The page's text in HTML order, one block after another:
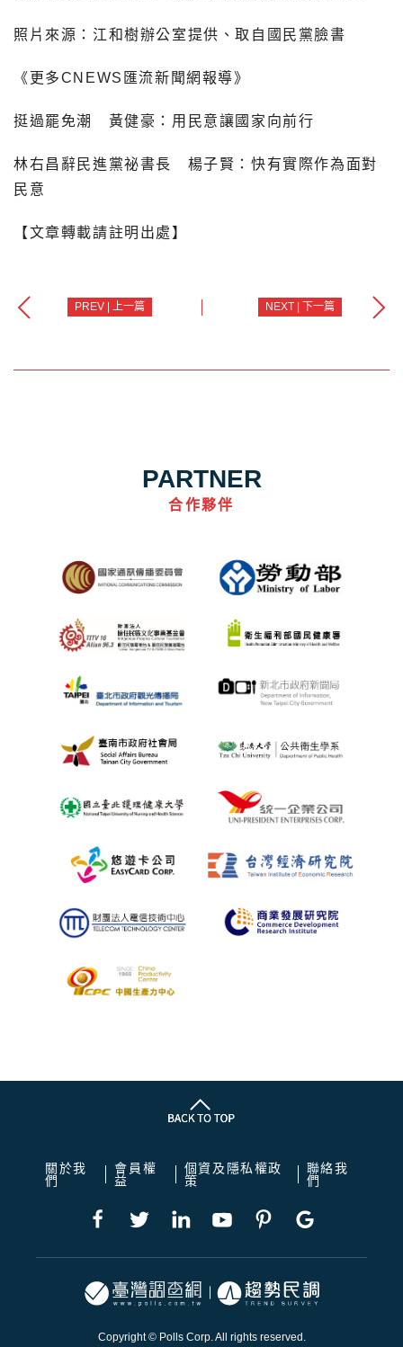
照片來源：江和樹辦公室提供、取自國民黨臉書
《更多CNEWS匯流新聞網報導》
挺過罷免潮 黃健豪：用民意讓國家向前行
林右昌辭民進黨祕書長 楊子賢：快有實際作為面對
民意
【文章轉載請註明出處】
PREV | 上一篇 NEXT | 下一篇
PARTNER
合作夥伴
關於我
們
會員權
益
個資及隱私權政
策
聯絡我
們
Copyright © Polls Corp. All rights reserved.